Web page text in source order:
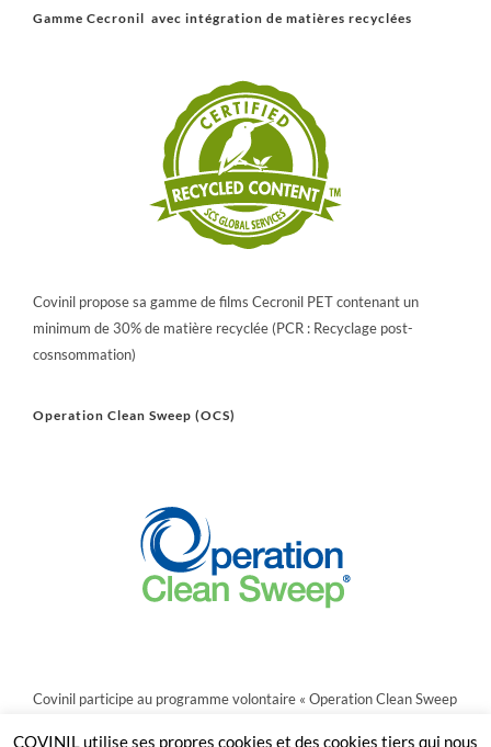
Gamme Cecronil avec intégration de matières recyclées
Covinil propose sa gamme de films Cecronil PET contenant un
minimum de 30% de matière recyclée (PCR : Recyclage post-
cosnsommation)
Operation Clean Sweep (OCS)
Covinil participe au programme volontaire « Operation Clean Sweep
COVINIL utilise ses propres cookies et des cookies tiers qui nous